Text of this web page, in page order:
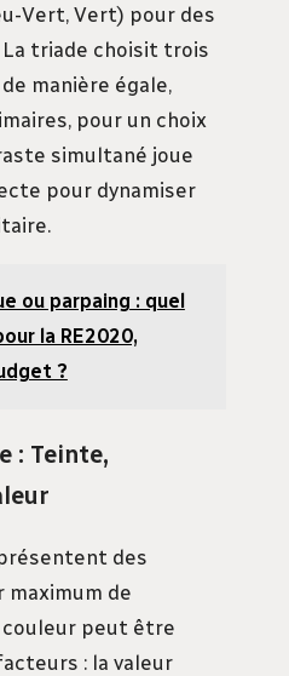
Vert, Vert) pour des
La triade choisit trois
manière égale,
pour un choix
simultané joue
pour dynamiser
ou parpaing : quel
la RE2020,
?
: Teinte,
des
maximum de
couleur peut être
: la valeur